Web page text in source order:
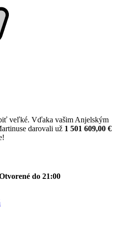
veľké. Vďaka vašim Anjelským
darovali už 1 501 609,00 €
do 21:00